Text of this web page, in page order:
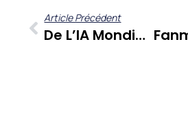
Article Précédent
De L’IA Mondiale À L’entrepreneuriat Martiniquais : Check’One Le Mag Décrypte Les Enjeux Tech Et Business